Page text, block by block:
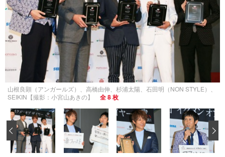
山根良顕（アンガールズ）、高橋由伸、杉浦太陽、石田明（NON STYLE）、
SEIKIN【撮影：小宮山あきの】
全 8 枚
‹